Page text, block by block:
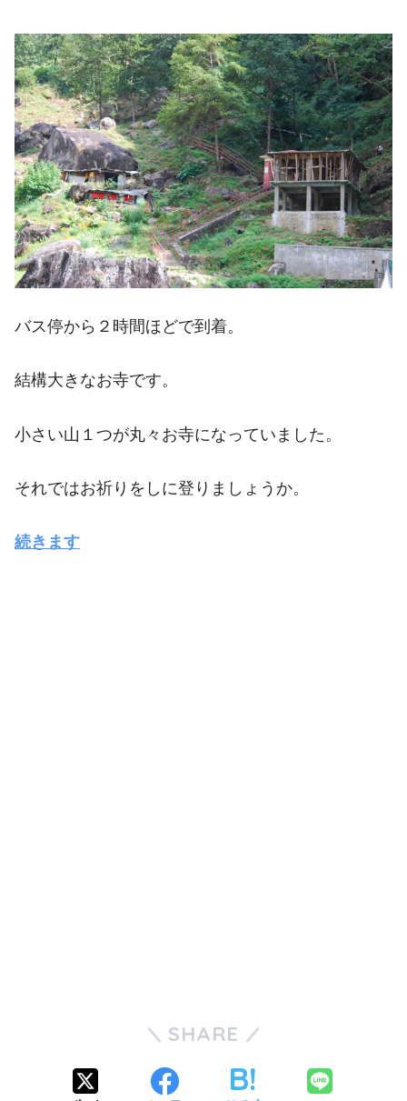
バス停から２時間ほどで到着。
結構大きなお寺です。
小さい山１つが丸々お寺になっていました。
それではお祈りをしに登りましょうか。
続きます
SHARE